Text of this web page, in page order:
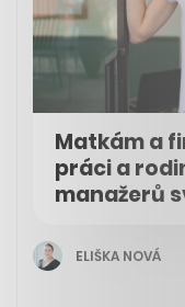
Matkám a
práci a
manažerů
ELIŠKA NOVÁ